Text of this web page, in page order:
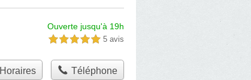
Ouverte jusqu'à 19h
5,0 étoiles sur 5 5 avis
Horaires Téléphone